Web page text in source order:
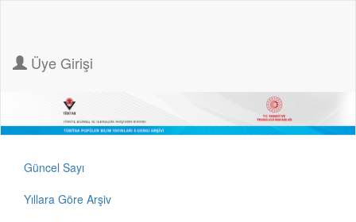
Üye Girişi
Güncel Sayı
Yıllara Göre Arşiv